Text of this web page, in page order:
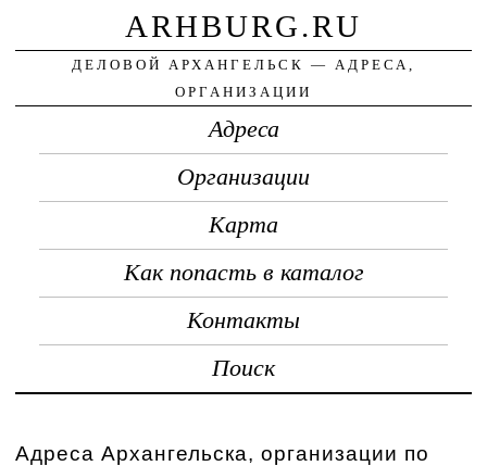
ARHBURG.RU
ДЕЛОВОЙ АРХАНГЕЛЬСК — АДРЕСА,
ОРГАНИЗАЦИИ
Адреса
Организации
Карта
Как попасть в каталог
Контакты
Поиск
Адреса Архангельска, организации по